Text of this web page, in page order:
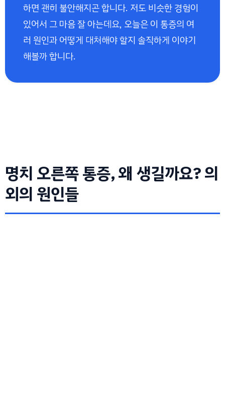
하면 괜히 불안해지곤 합니다. 저도 비슷한 경험이
있어서 그 마음 잘 아는데요, 오늘은 이 통증의 여
러 원인과 어떻게 대처해야 할지 솔직하게 이야기
해볼까 합니다.
명치 오른쪽 통증, 왜 생길까요? 의
외의 원인들